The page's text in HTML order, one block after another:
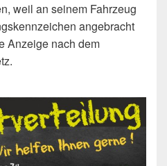
weil an seinem Fahrzeug
angebracht
Anzeige nach dem